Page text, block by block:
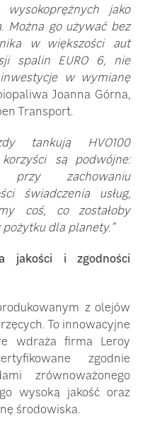
jako
Można go używać bez
w większości aut
spalin EURO 6, nie
w wymianę
Joanna Górna,
Transport.
tankują HVO100
są podwójne:
przy zachowaniu
świadczenia usług,
coś, co zostałoby
dla planety.”
jakości i zgodności
z olejów
To innowacyjne
wdraża firma Leroy
zgodnie
zrównoważonego
wysoką jakość oraz
środowiska.